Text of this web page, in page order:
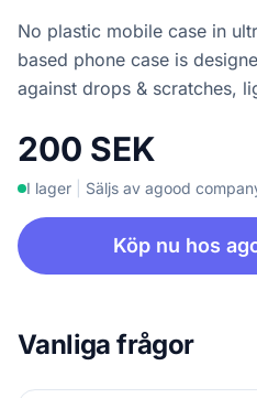
No plastic mobile case in
based phone case is
against drops & scratches,
200 SEK
I lager Säljs av agood
Köp nu hos
Vanliga frågor